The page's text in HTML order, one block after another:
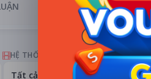
ĐÁNH GIÁ TIN TỨC
HỆ THỐNG RẠP
Tất cả hệ thống